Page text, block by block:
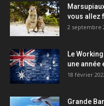
vous allez
2 septembre
Le
une année
18 février
Grande